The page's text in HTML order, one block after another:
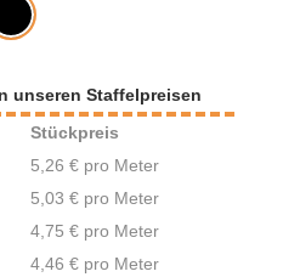
unseren Staffelpreisen
Stückpreis
5,26 € pro Meter
5,03 € pro Meter
4,75 € pro Meter
4,46 € pro Meter